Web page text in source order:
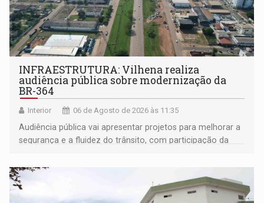
INFRAESTRUTURA: Vilhena realiza
audiência pública sobre modernização da
BR-364
Interior 06 de Agosto de 2026 às 11:35
Audiência pública vai apresentar projetos para melhorar a
segurança e a fluidez do trânsito, com participação da